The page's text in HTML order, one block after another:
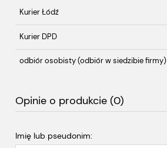
Kurier Łódź
Kurier DPD
odbiór osobisty(odbiór w siedzibie firmy)
Opinie o produkcie (0)
Imię lub pseudonim: